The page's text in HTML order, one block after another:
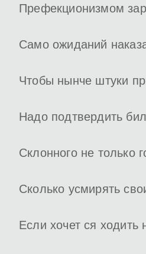
Префекционизмом
Само ожиданий
Чтобы нынче штуки
Надо подтвердить
Склонного не только
Сколько усмирять
Если хочет ся ходить